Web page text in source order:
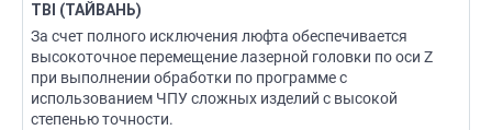
TBI (ТАЙВАНЬ)
За счет полного исключения люфта обеспечивается
высокоточное перемещение лазерной головки по оси Z
при выполнении обработки по программе с
использованием ЧПУ сложных изделий с высокой
степенью точности.